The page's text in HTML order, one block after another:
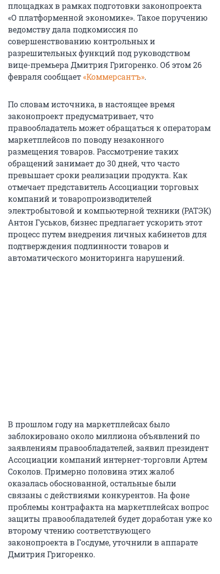
площадках в рамках подготовки законопроекта
«О платформенной экономике». Такое поручению
ведомству дала подкомиссия по
совершенствованию контрольных и
разрешительных функций под руководством
вице-премьера Дмитрия Григоренко. Об этом 26
февраля сообщает«Коммерсантъ».
По словам источника, в настоящее время
законопроект предусматривает, что
правообладатель может обращаться к операторам
маркетплейсов по поводу незаконного
размещения товаров. Рассмотрение таких
обращений занимает до 30 дней, что часто
превышает сроки реализации продукта. Как
отмечает представитель Ассоциации торговых
компаний и товаропроизводителей
электробытовой и компьютерной техники (РАТЭК)
Антон Гуськов, бизнес предлагает ускорить этот
процесс путем внедрения личных кабинетов для
подтверждения подлинности товаров и
автоматического мониторинга нарушений.
В прошлом году на маркетплейсах было
заблокировано около миллиона объявлений по
заявлениям правообладателей, заявил президент
Ассоциации компаний интернет-торговли Артем
Соколов. Примерно половина этих жалоб
оказалась обоснованной, остальные были
связаны с действиями конкурентов. На фоне
проблемы контрафакта на маркетплейсах вопрос
защиты правообладателей будет доработан уже ко
второму чтению соответствующего
законопроекта в Госдуме, уточнили в аппарате
Дмитрия Григоренко.